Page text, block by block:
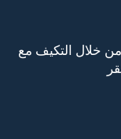
من خلال التكيف مع